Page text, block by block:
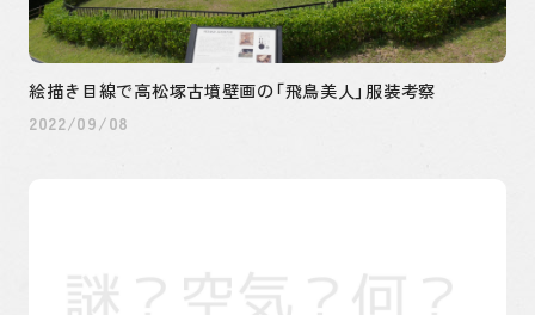
絵描き目線で高松塚古墳壁画の「飛鳥美人」服装考察
2022/09/08